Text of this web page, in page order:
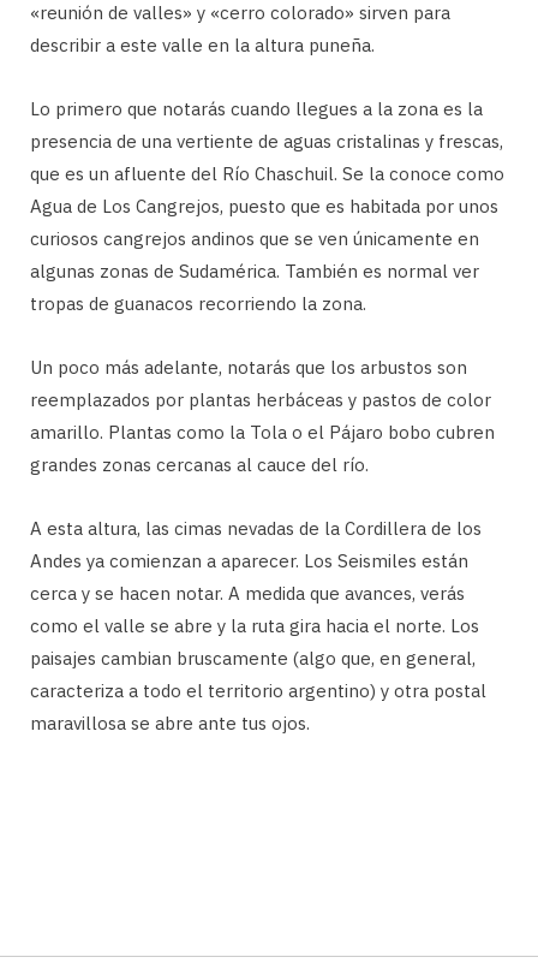
«reunión de valles» y «cerro colorado» sirven para
describir a este valle en la altura puneña.
Lo primero que notarás cuando llegues a la zona es la
presencia de una vertiente de aguas cristalinas y frescas,
que es un afluente del Río Chaschuil. Se la conoce como
Agua de Los Cangrejos, puesto que es habitada por unos
curiosos cangrejos andinos que se ven únicamente en
algunas zonas de Sudamérica. También es normal ver
tropas de guanacos recorriendo la zona.
Un poco más adelante, notarás que los arbustos son
reemplazados por plantas herbáceas y pastos de color
amarillo. Plantas como la Tola o el Pájaro bobo cubren
grandes zonas cercanas al cauce del río.
A esta altura, las cimas nevadas de la Cordillera de los
Andes ya comienzan a aparecer. Los Seismiles están
cerca y se hacen notar. A medida que avances, verás
como el valle se abre y la ruta gira hacia el norte. Los
paisajes cambian bruscamente (algo que, en general,
caracteriza a todo el territorio argentino) y otra postal
maravillosa se abre ante tus ojos.